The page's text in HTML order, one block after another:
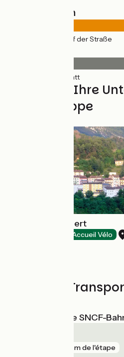
Straßentypen
(100%) Auf der Straße
(100%) Glatt
Finden Sie Ihre
dieser Etappe
Hôtel Saint-Hubert
Accueil Vélo
Züge und
Nächstgelegene SNCF-
719 m de l'étape